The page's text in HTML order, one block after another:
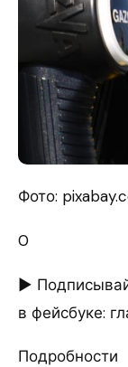
Фото:
0
►
в фейсбуке:
Подробности